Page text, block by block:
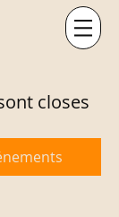
closes